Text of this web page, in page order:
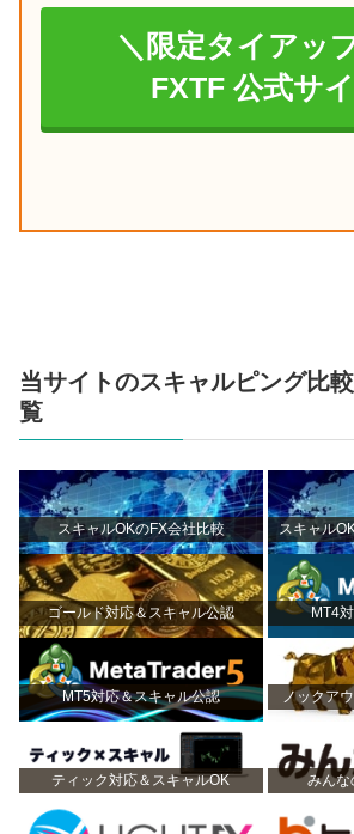
＼限定タイアッ
FXTF 公式サ
当サイトのスキャルピング比
覧
スキャルOKのFX会社比較 スキャル
ゴールド対応＆スキャル公認 MT4
MT5対応＆スキャル公認 ノックア
ティック対応＆スキャルOK みんな